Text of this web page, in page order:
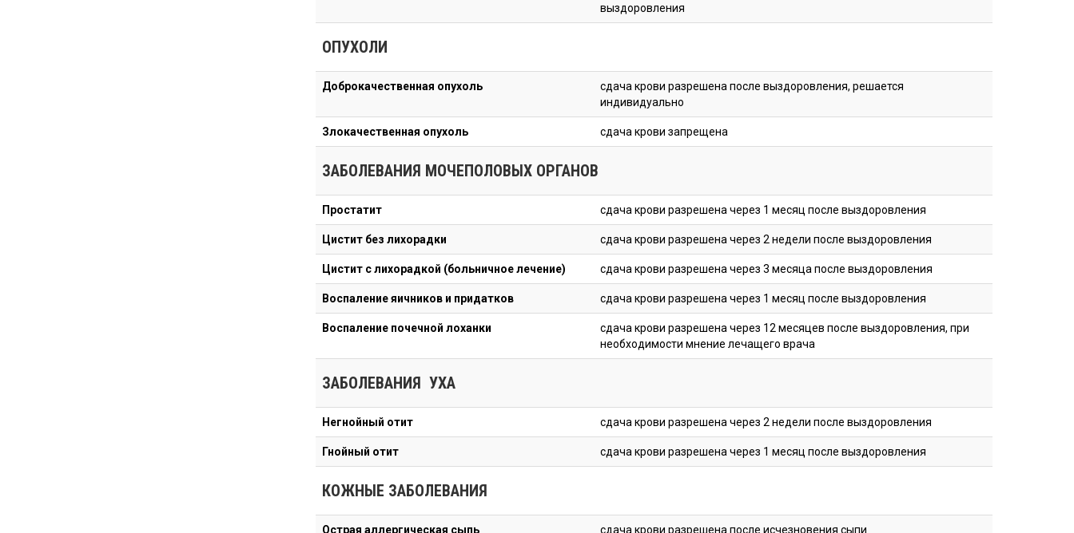
выздоровления
ОПУХОЛИ
Доброкачественная опухоль
сдача крови разрешена после выздоровления, решается
индивидуально
Злокачественная опухоль сдача крови запрещена
ЗАБОЛЕВАНИЯ МОЧЕПОЛОВЫХ ОРГАНОВ
Простатит сдача крови разрешена через 1 месяц после выздоровления
Цистит без лихорадки сдача крови разрешена через 2 недели после выздоровления
Цистит с лихорадкой (больничное лечение) сдача крови разрешена через 3 месяца после выздоровления
Воспаление яичников и придатков сдача крови разрешена через 1 месяц после выздоровления
Воспаление почечной лоханки
сдача крови разрешена через 12 месяцев после выздоровления, при
необходимости мнение лечащего врача
ЗАБОЛЕВАНИЯ УХА
Негнойный отит сдача крови разрешена через 2 недели после выздоровления
Гнойный отит сдача крови разрешена через 1 месяц после выздоровления
КОЖНЫЕ ЗАБОЛЕВАНИЯ
Острая аллергическая сыпь сдача крови разрешена после исчезновения сыпи